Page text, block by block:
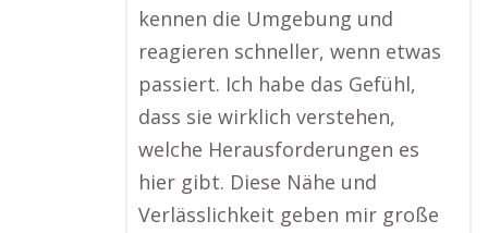
kennen die Umgebung und
reagieren schneller, wenn etwas
passiert. Ich habe das Gefühl,
dass sie wirklich verstehen,
welche Herausforderungen es
hier gibt. Diese Nähe und
Verlässlichkeit geben mir große